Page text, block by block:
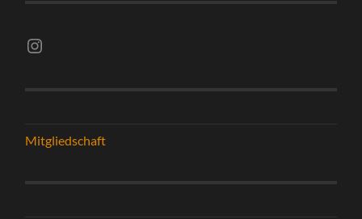
Instagram vsghelmstadt.volleyball
Mitgliedschaft